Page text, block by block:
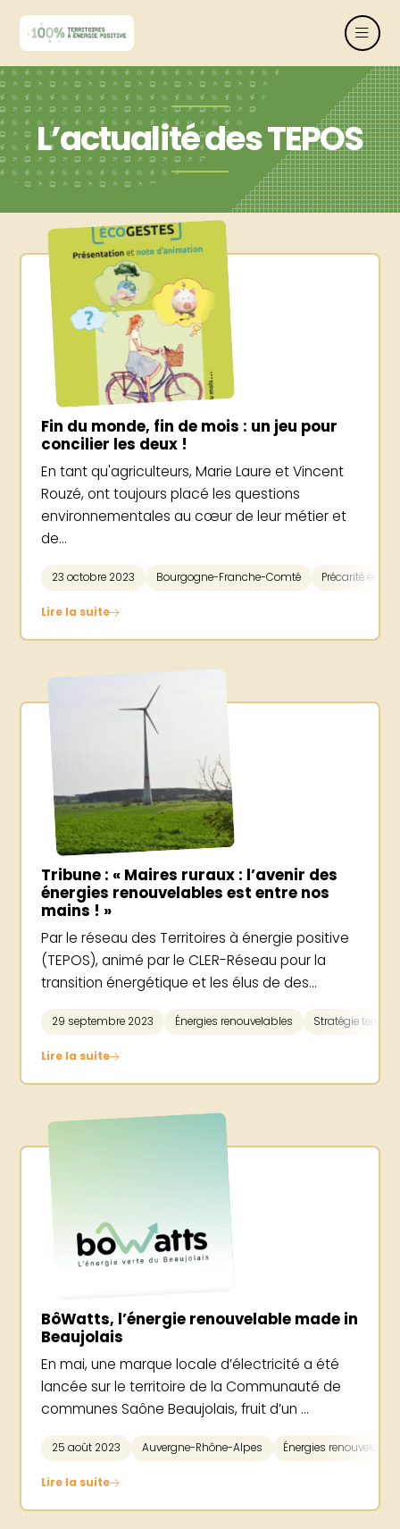
L’actualité des TEPOS
Fin du monde, fin de mois : un jeu pour
concilier les deux !
En tant qu'agriculteurs, Marie Laure et Vincent
Rouzé, ont toujours placé les questions
environnementales au cœur de leur métier et
de...
23 octobre 2023 Bourgogne-Franche-Comté Précarité
Lire la suite
Tribune : « Maires ruraux : l’avenir des
énergies renouvelables est entre nos
mains ! »
Par le réseau des Territoires à énergie positive
(TEPOS), animé par le CLER-Réseau pour la
transition énergétique et les élus de des...
29 septembre 2023 Énergies renouvelables Stratégie
Lire la suite
BôWatts, l’énergie renouvelable made in
Beaujolais
En mai, une marque locale d’électricité a été
lancée sur le territoire de la Communauté de
communes Saône Beaujolais, fruit d’un ...
25 août 2023 Auvergne-Rhône-Alpes Énergies
Lire la suite